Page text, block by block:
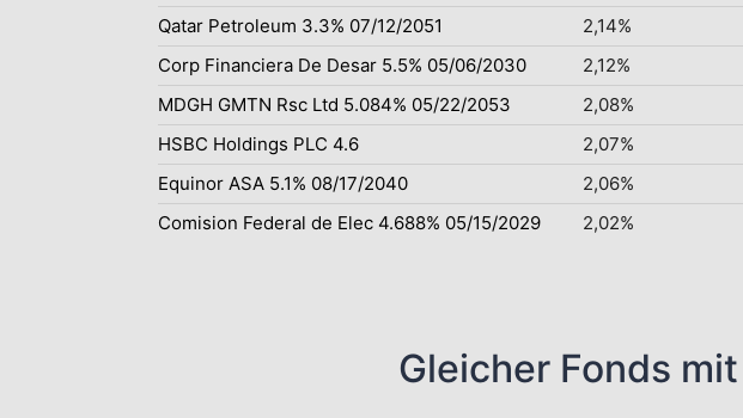
Qatar Petroleum 3.3% 07/12/2051
2,14%
Corp Financiera De Desar 5.5% 05/06/2030
2,12%
MDGH GMTN Rsc Ltd 5.084% 05/22/2053
2,08%
HSBC Holdings PLC 4.6
2,07%
Equinor ASA 5.1% 08/17/2040
2,06%
Comision Federal de Elec 4.688% 05/15/2029
2,02%
Gleicher Fonds